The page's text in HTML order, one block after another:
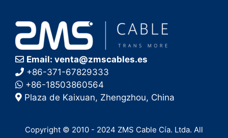
Email: venta@zmscables.es
+86-371-67829333
+86-18503860564
Plaza de Kaixuan, Zhengzhou, China
Copyright © 2010 - 2024 ZMS Cable Cía. Ltda. All